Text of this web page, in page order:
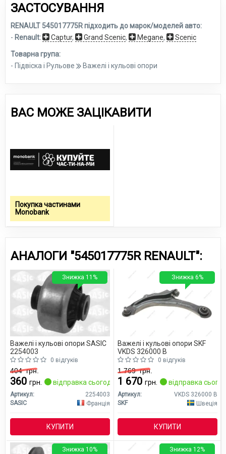
ЗАСТОСУВАННЯ
RENAULT 545017775R підходить до марок/моделей авто:
- Renault: Captur, Grand Scenic, Megane, Scenic
Товарна група:
- Підвіска і Рульове
Важелі і кульові опори
ВАС МОЖЕ ЗАЦІКАВИТИ
Покупка частинами
Monobank
АНАЛОГИ "545017775R RENAULT":
Важелі і кульові опори SASIC
2254003
0 відгуків
404грн.
360 грн. відправка сьогодні
Артикул:
2254003
SASIC
Франція
КУПИТИ
Знижка 11%
Важелі і кульові опори SKF
VKDS 326000 B
0 відгуків
1 769грн.
1 670 грн. відправка
Артикул:
VKDS 326000 B
SKF
Швеція
КУПИТИ
Знижка 6%
Знижка 10% Знижка 12%